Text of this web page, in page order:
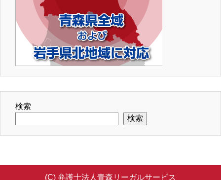
検索
検索
(C) 弁護士法人青森リーガルサービス